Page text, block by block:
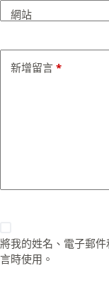
網站
新增留言 *
將我的姓名、電子郵
言時使用。